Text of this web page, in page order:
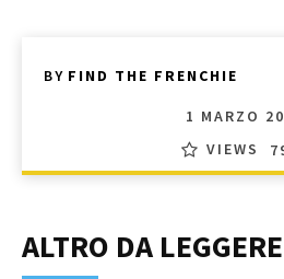
BY FIND THE FRENCHIE
1 MARZO
VIEWS
ALTRO DA LEGGERE